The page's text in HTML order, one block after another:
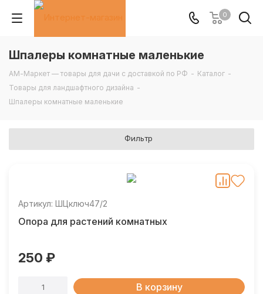
0
Шпалеры комнатные маленькие
АМ-Маркет — товары для дачи с доставкой по РФ - Каталог -
Товары для ландшафтного дизайна -
Шпалеры комнатные маленькие
Фильтр
Артикул: ШЦключ47/2
Опора для растений комнатных
250 ₽
В корзину